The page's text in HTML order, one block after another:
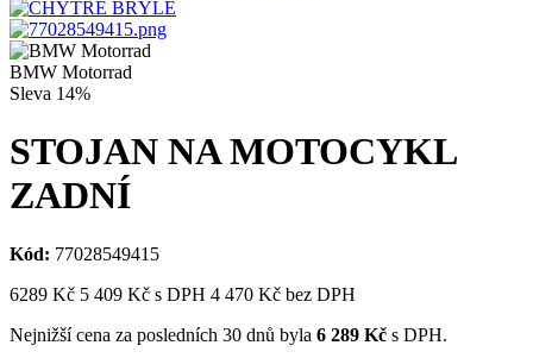
BMW Motorrad
Sleva 14%
STOJAN NA MOTOCYKL
ZADNÍ
Kód: 77028549415
6289 Kč 5 409 Kč s DPH 4 470 Kč bez DPH
Nejnižší cena za posledních 30 dnů byla 6 289 Kč s DPH.